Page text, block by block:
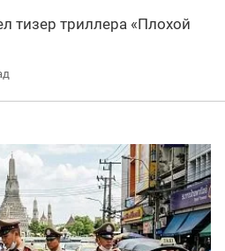
тизер триллера «Плохой